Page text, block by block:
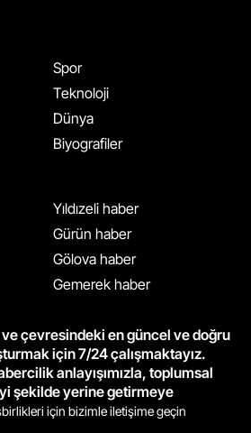
Spor
Teknoloji
Dünya
Biyografiler
Yıldızeli haber
Gürün haber
Gölova haber
Gemerek haber
çevresindeki en güncel ve doğru
için 7/24 çalışmaktayız.
anlayışımızla, toplumsal
şekilde yerine getirmeye
için bizimle iletişime geçin